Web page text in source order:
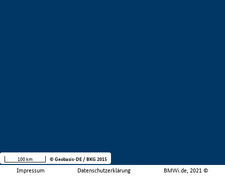
Impressum Datenschutzerklärung BMWi.de, 2021 ©
100 km © Geobasis-DE / BKG 2015